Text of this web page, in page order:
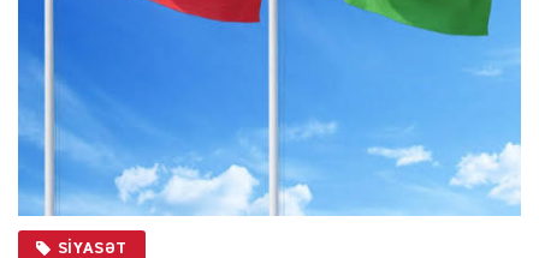
SIYASƏT